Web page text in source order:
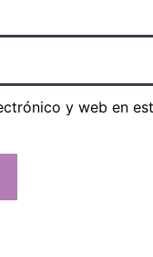
y web en